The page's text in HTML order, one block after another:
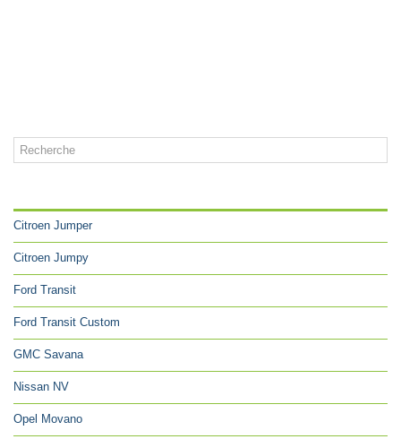
Citroen Jumper
Citroen Jumpy
Ford Transit
Ford Transit Custom
GMC Savana
Nissan NV
Opel Movano